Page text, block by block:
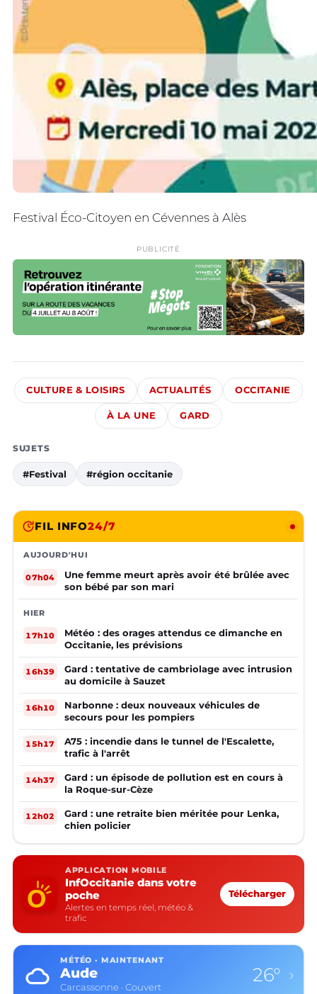
Festival Éco-Citoyen en Cévennes à Alès
PUBLICITÉ
CULTURE & LOISIRS ACTUALITÉS OCCITANIE
À LA UNE GARD
SUJETS
#Festival #région occitanie
FIL INFO24/7
AUJOURD'HUI
07h04
Une femme meurt après avoir été brûlée avec
son bébé par son mari
HIER
17h10
Météo : des orages attendus ce dimanche en
Occitanie, les prévisions
16h39
Gard : tentative de cambriolage avec intrusion
au domicile à Sauzet
16h10
Narbonne : deux nouveaux véhicules de
secours pour les pompiers
15h17
A75 : incendie dans le tunnel de l'Escalette,
trafic à l'arrêt
14h37
Gard : un épisode de pollution est en cours à
la Roque-sur-Cèze
12h02
Gard : une retraite bien méritée pour Lenka,
chien policier
APPLICATION MOBILE
InfOccitanie dans votre
poche
Alertes en temps réel, météo &
trafic
Télécharger
MÉTÉO · MAINTENANT
Aude
Carcassonne · Couvert
26° ›